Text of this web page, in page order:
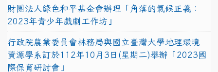
財團法人綠色和平基金會辦理「角落的氣候正義：
2023年青少年戲劇工作坊」
行政院農業委員會林務局與國立臺灣大學地理環境
資源學系訂於112年10月3日(星期二)舉辦「2023國
際保育研討會」